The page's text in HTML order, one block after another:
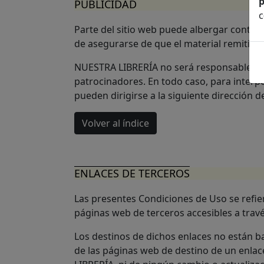
PUBLICIDAD
Parte del sitio web puede albergar
de asegurarse de que el material
NUESTRA LIBRERÍA no será
patrocinadores. En todo caso, para
pueden dirigirse a la siguiente dirección
Volver al índice
ENLACES DE TERCEROS
Las presentes Condiciones de Uso se
páginas web de terceros accesibles a
Los destinos de dichos enlaces no están
de las páginas web de destino de un